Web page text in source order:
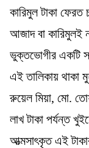
কারিমুল টাকা
আজাদ বা কারিমুলই
ভুক্তভোগীর একটি
এই তালিকায় থাকা
রুয়েল মিয়া, মো.
লাখ টাকা পর্যন্ত
আত্মসাৎকৃত এই